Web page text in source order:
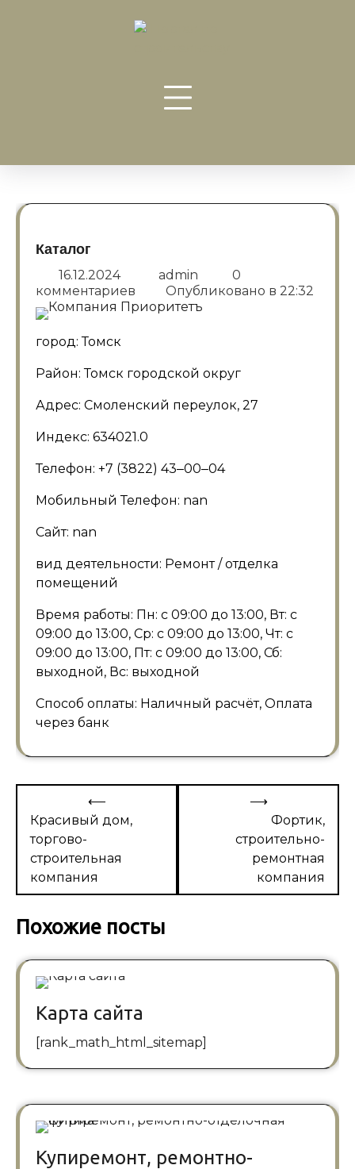
Каталог
16.12.2024 admin
0
комментариев
Опубликовано в 22:32
город: Томск
Район: Томск городской округ
Адрес: Смоленский переулок, 27
Индекс: 634021.0
Телефон: +7 (3822) 43‒00‒04
Мобильный Телефон: nan
Сайт: nan
вид деятельности: Ремонт / отделка
помещений
Время работы: Пн: с 09:00 до 13:00, Вт: с
09:00 до 13:00, Ср: с 09:00 до 13:00, Чт: с
09:00 до 13:00, Пт: с 09:00 до 13:00, Сб:
выходной, Вс: выходной
Способ оплаты: Наличный расчёт, Оплата
через банк
Навигация
по
записям
⟵
Красивый дом,
торгово-
строительная
компания
Фортик,
строительно-
ремонтная
компания
⟶
Похожие посты
Карта сайта
[rank_math_html_sitemap]
Купиремонт, ремонтно-